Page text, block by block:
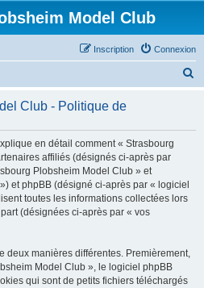
Model Club
Connexion
Inscription
h
Club - Politique de
en détail comment « Strasbourg
affiliés (désignés ci-après par
Plobsheim Model Club » et
et phpBB (désigné ci-après par « logiciel
toutes les informations collectées lors
(désignées ci-après par « vos
deux manières différentes. Premièrement,
Model Club », le logiciel phpBB
qui sont de petits fichiers téléchargés